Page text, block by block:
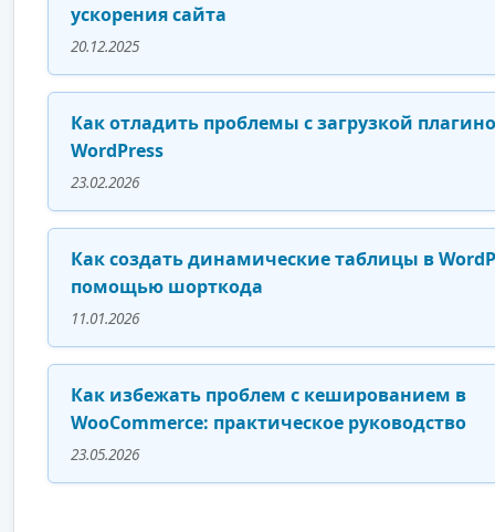
ускорения сайта
20.12.2025
Как отладить проблемы с загрузкой
WordPress
23.02.2026
Как создать динамические таблицы в
помощью шорткода
11.01.2026
Как избежать проблем с кешированием в
WooCommerce: практическое руководство
23.05.2026